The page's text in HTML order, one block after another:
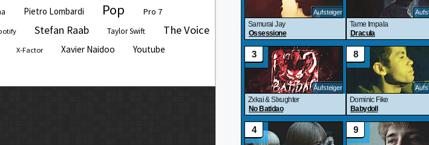
Pietro Lombardi Pop Pro 7
Stefan Raab Taylor Swift
The Voice
X-Factor Xavier Naidoo Youtube